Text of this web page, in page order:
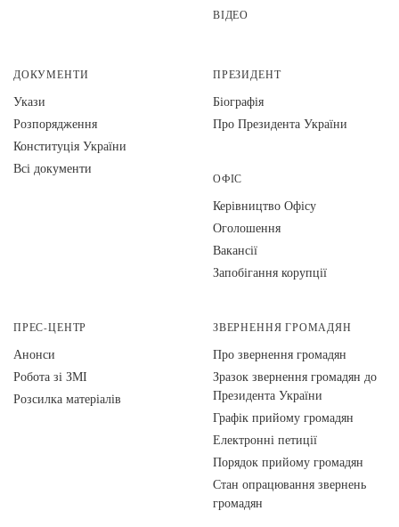
ВІДЕО
ДОКУМЕНТИ
Укази
Розпорядження
Конституція України
Всі документи
ПРЕЗИДЕНТ
Біографія
Про Президента України
ОФІС
Керівництво Офісу
Оголошення
Вакансії
Запобігання корупції
ПРЕС-ЦЕНТР
Анонси
Робота зі ЗМІ
Розсилка матеріалів
ЗВЕРНЕННЯ ГРОМАДЯН
Про звернення громадян
Зразок звернення громадян до
Президента України
Графік прийому громадян
Електронні петиції
Порядок прийому громадян
Стан опрацювання звернень
громадян